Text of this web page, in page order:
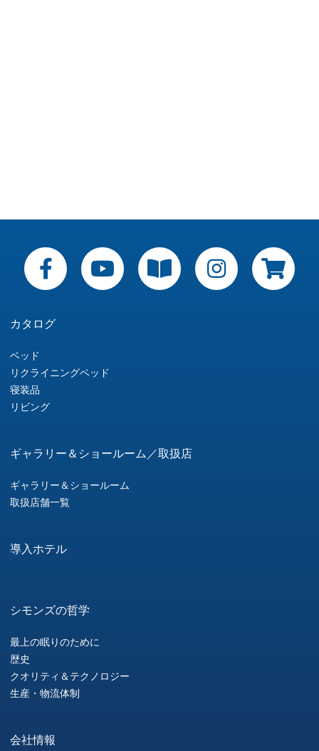
カタログ
ベッド
リクライニングベッド
寝装品
リビング
ギャラリー＆ショールーム／取扱店
ギャラリー＆ショールーム
取扱店舗一覧
導入ホテル
シモンズの哲学
最上の眠りのために
歴史
クオリティ＆テクノロジー
生産・物流体制
会社情報